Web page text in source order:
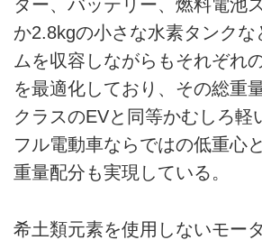
ター、バッテリー、燃料電池
か2.8kgの小さな水素タンクな
ムを収容しながらもそれぞれ
を最適化しており、その総重
クラスのEVと同等かむしろ軽
フル電動車ならではの低重心
重量配分も実現している。
希土類元素を使用しないモー